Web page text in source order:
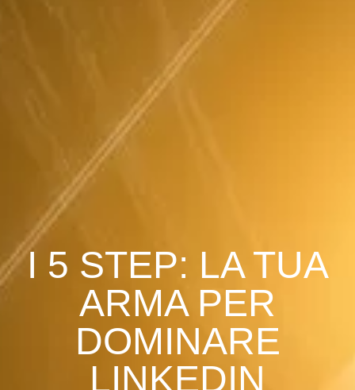
I 5 STEP: LA TUA
ARMA PER
DOMINARE
LINKEDIN